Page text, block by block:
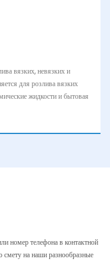
вязких, невязких и
для розлива вязких
жидкости и бытовая
номер телефона в контактной
на наши разнообразные